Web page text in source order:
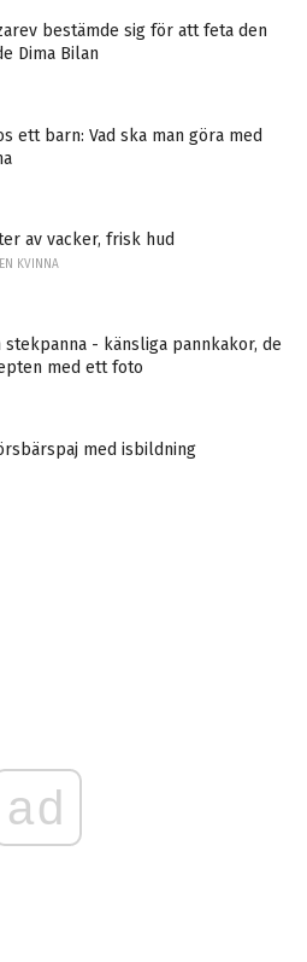
bestämde sig för att feta den
Dima Bilan
ett barn: Vad ska man göra med
av vacker, frisk hud
KVINNA
stekpanna - känsliga pannkakor, de
med ett foto
med isbildning
ad